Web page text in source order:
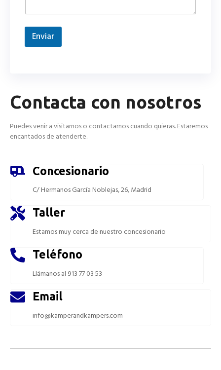
e
N
m
Enviar
Contacta con nosotros
Puedes venir a visitarnos o contactarnos cuando quieras. Estaremos
encantados de atenderte.
Concesionario
C/ Hermanos García Noblejas, 26, Madrid
Taller
Estamos muy cerca de nuestro concesionario
Teléfono
Llámanos al 913 77 03 53
Email
info@kamperandkampers.com